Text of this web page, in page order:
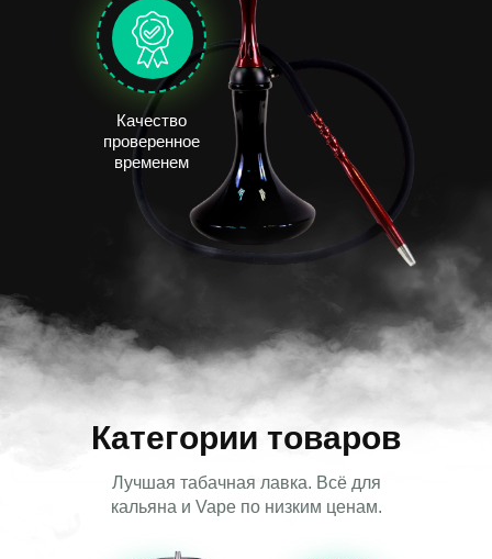
Качество
проверенное
временем
Категории товаров
Лучшая табачная лавка. Всё для
кальяна и Vape по низким ценам.